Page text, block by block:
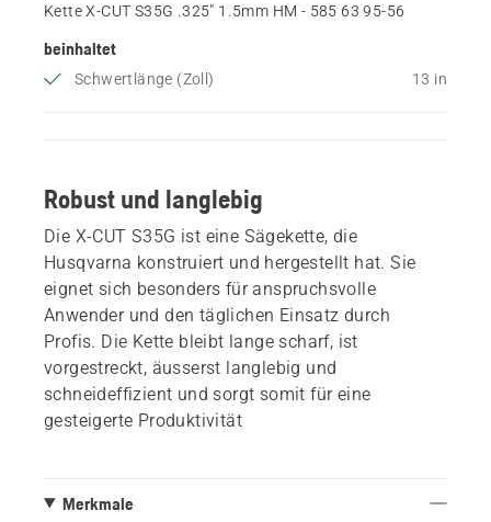
Kette X-CUT S35G .325" 1.5mm HM - 585 63 95‑56
beinhaltet
Schwertlänge (Zoll) 13 in
Robust und langlebig
Die X-CUT S35G ist eine Sägekette, die
Husqvarna konstruiert und hergestellt hat. Sie
eignet sich besonders für anspruchsvolle
Anwender und den täglichen Einsatz durch
Profis. Die Kette bleibt lange scharf, ist
vorgestreckt, äusserst langlebig und
schneideffizient und sorgt somit für eine
gesteigerte Produktivität
Merkmale